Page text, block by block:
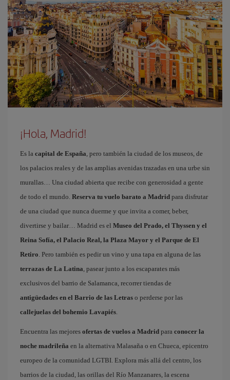
¡Hola, Madrid!
Es la capital de España, pero también la ciudad de los museos, de
los palacios reales y de las amplias avenidas trazadas en una urbe sin
murallas… Una ciudad abierta que recibe con generosidad a gente
de todo el mundo. Reserva tu vuelo barato a Madrid para disfrutar
de una ciudad que nunca duerme y que invita a comer, beber,
divertirse y bailar… Madrid es el Museo del Prado, el Thyssen y el
Reina Sofía, el Palacio Real, la Plaza Mayor y el Parque de El
Retiro. Pero también es pedir un vino y una tapa en alguna de las
terrazas de La Latina, pasear junto a los escaparates más
exclusivos del barrio de Salamanca, recorrer tiendas de
antigüedades en el Barrio de las Letras o perderse por las
callejuelas del bohemio Lavapiés.
Encuentra las mejores ofertas de vuelos a Madrid para conocer la
noche madrileña en la alternativa Malasaña o en Chueca, epicentro
europeo de la comunidad LGTBI. Explora más allá del centro, los
barrios de la ciudad, las orillas del Río Manzanares, la escena